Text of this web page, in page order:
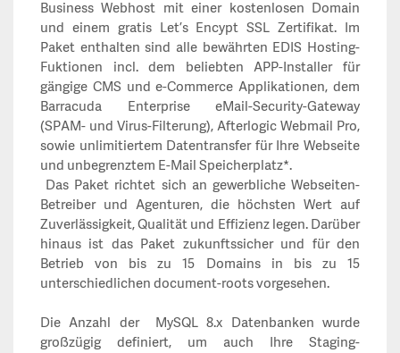
Business Webhost mit einer kostenlosen Domain
und einem gratis Let’s Encypt SSL Zertifikat. Im
Paket enthalten sind alle bewährten EDIS Hosting-
Fuktionen incl. dem beliebten APP-Installer für
gängige CMS und e-Commerce Applikationen, dem
Barracuda Enterprise eMail-Security-Gateway
(SPAM- und Virus-Filterung), Afterlogic Webmail Pro,
sowie unlimitiertem Datentransfer für Ihre Webseite
und unbegrenztem E-Mail Speicherplatz*.
Das Paket richtet sich an gewerbliche Webseiten-
Betreiber und Agenturen, die höchsten Wert auf
Zuverlässigkeit, Qualität und Effizienz legen. Darüber
hinaus ist das Paket zukunftssicher und für den
Betrieb von bis zu 15 Domains in bis zu 15
unterschiedlichen document-roots vorgesehen.
Die Anzahl der MySQL 8.x Datenbanken wurde
großzügig definiert, um auch Ihre Staging-